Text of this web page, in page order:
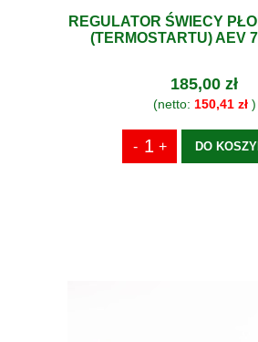
REGULATOR ŚWIECY
(TERMOSTARTU) AEV
185,00 zł
(netto: 150,41 zł)
DO